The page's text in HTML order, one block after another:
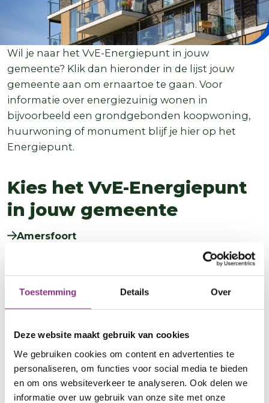
Toestemming Details Over
Deze website maakt gebruik van cookies
We gebruiken cookies om content en advertenties te
personaliseren, om functies voor social media te bieden
en om ons websiteverkeer te analyseren. Ook delen we
informatie over uw gebruik van onze site met onze
Wil je naar het VvE-Energiepunt in jouw
gemeente? Klik dan hieronder in de lijst jouw
gemeente aan om ernaartoe te gaan. Voor
informatie over energiezuinig wonen in
bijvoorbeeld een grondgebonden koopwoning,
huurwoning of monument blijf je hier op het
Energiepunt.
Kies het VvE-Energiepunt
in jouw gemeente
Amersfoort
De Bilt
Eemnes
Houten